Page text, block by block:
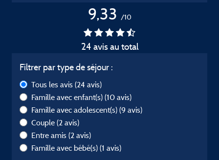
9,33 /10
24 avis au total
Filtrer par type de séjour :
Tous les avis (24 avis)
Famille avec enfant(s) (10 avis)
Famille avec adolescent(s) (9 avis)
Couple (2 avis)
Entre amis (2 avis)
Famille avec bébé(s) (1 avis)